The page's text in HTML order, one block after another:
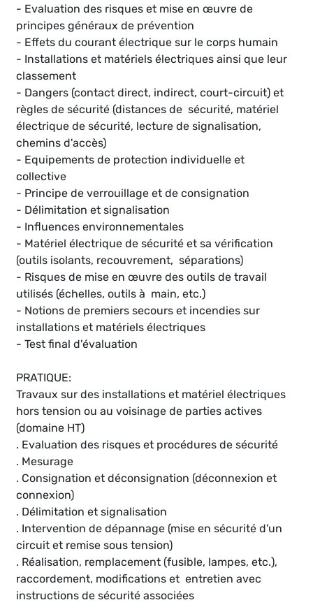
- Evaluation des risques et mise en œuvre de
principes généraux de prévention
- Effets du courant électrique sur le corps humain
- Installations et matériels électriques ainsi que leur
classement
- Dangers (contact direct, indirect, court-circuit) et
règles de sécurité (distances de sécurité, matériel
électrique de sécurité, lecture de signalisation,
chemins d'accès)
- Equipements de protection individuelle et
collective
- Principe de verrouillage et de consignation
- Délimitation et signalisation
- Influences environnementales
- Matériel électrique de sécurité et sa vérification
(outils isolants, recouvrement, séparations)
- Risques de mise en œuvre des outils de travail
utilisés (échelles, outils à main, etc.)
- Notions de premiers secours et incendies sur
installations et matériels électriques
- Test final d'évaluation
PRATIQUE:
Travaux sur des installations et matériel électriques
hors tension ou au voisinage de parties actives
(domaine HT)
. Evaluation des risques et procédures de sécurité
. Mesurage
. Consignation et déconsignation (déconnexion et
connexion)
. Délimitation et signalisation
. Intervention de dépannage (mise en sécurité d'un
circuit et remise sous tension)
. Réalisation, remplacement (fusible, lampes, etc.),
raccordement, modifications et entretien avec
instructions de sécurité associées